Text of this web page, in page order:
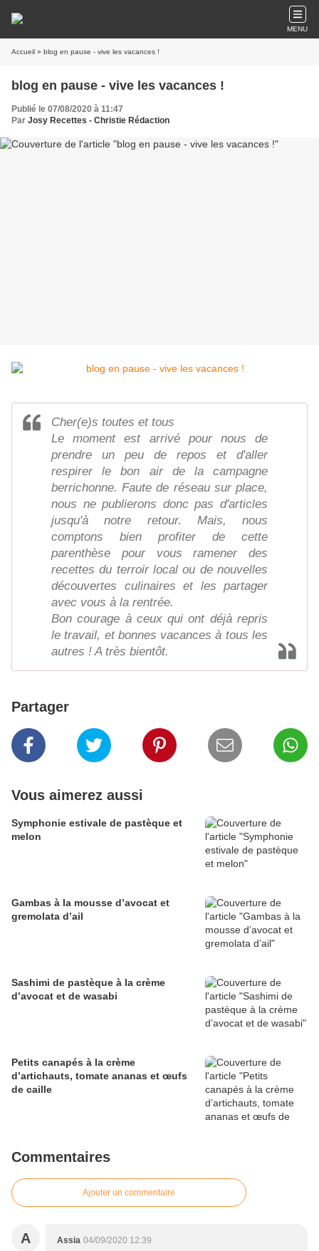
MENU
Accueil » blog en pause - vive les vacances !
blog en pause - vive les vacances !
Publié le 07/08/2020 à 11:47
Par Josy Recettes - Christie Rédaction
Cher(e)s toutes et tous
Le moment est arrivé pour nous de
prendre un peu de repos et d'aller
respirer le bon air de la campagne
berrichonne. Faute de réseau sur place,
nous ne publierons donc pas d'articles
jusqu'à notre retour. Mais, nous
comptons bien profiter de cette
parenthèse pour vous ramener des
recettes du terroir local ou de nouvelles
découvertes culinaires et les partager
avec vous à la rentrée.
Bon courage à ceux qui ont déjà repris
le travail, et bonnes vacances à tous les
autres ! A très bientôt.
Partager
Vous aimerez aussi
Symphonie estivale de pastèque et
melon
Gambas à la mousse d’avocat et
gremolata d’ail
Sashimi de pastèque à la crème
d’avocat et de wasabi
Petits canapés à la crème
d’artichauts, tomate ananas et œufs
de caille
Commentaires
Ajouter un commentaire
A Assia 04/09/2020 12:39